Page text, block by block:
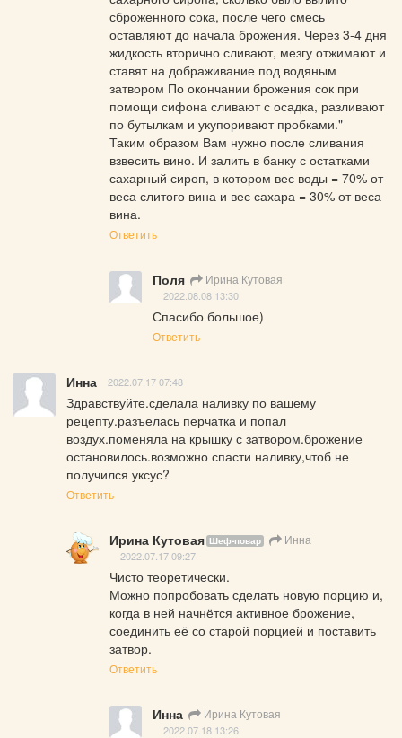
сброженного сока, после чего смесь
оставляют до начала брожения. Через 3-4 дня
жидкость вторично сливают, мезгу отжимают и
ставят на дображивание под водяным
затвором По окончании брожения сок при
помощи сифона сливают с осадка, разливают
по бутылкам и укупоривают пробками."
Таким образом Вам нужно после сливания
взвесить вино. И залить в банку с остатками
сахарный сироп, в котором вес воды = 70% от
веса слитого вина и вес сахара = 30% от веса
вина.
Ответить
Поля Ирина Кутовая
2022.08.08 13:30
Спасибо большое)
Ответить
Инна 2022.07.17 07:48
Здравствуйте.сделала наливку по вашему
рецепту.разъелась перчатка и попал
воздух.поменяла на крышку с затвором.брожение
остановилось.возможно спасти наливку,чтоб не
получился уксус?
Ответить
Ирина Кутовая Шеф-повар Инна
2022.07.17 09:27
Чисто теоретически.
Можно попробовать сделать новую порцию и,
когда в ней начнётся активное брожение,
соединить её со старой порцией и поставить
затвор.
Ответить
Инна Ирина Кутовая
2022.07.18 13:26